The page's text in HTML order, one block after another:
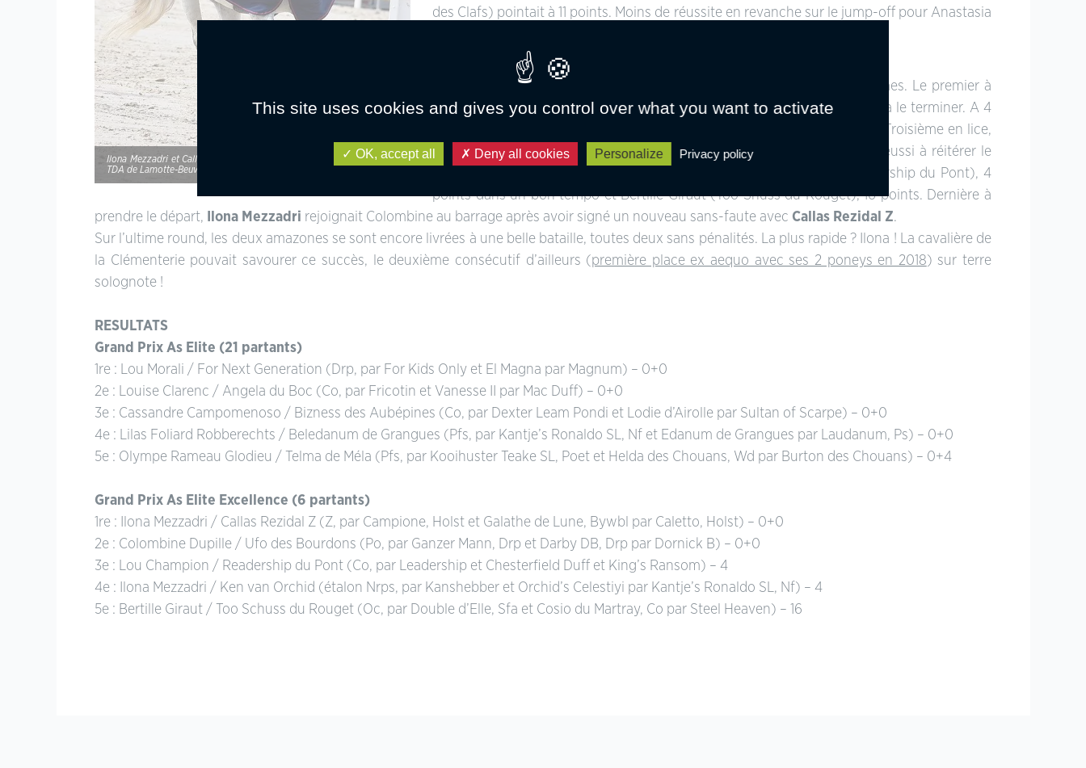
Ilona Mezzadri et Callas Rezidal Z s’offrent un deuxième succès sur la
TDA de Lamotte-Beuvron ! – ph. Poney As
des Clafs) pointait à 11 points. Moins de réussite en revanche sur le jump-off pour Anastasia
Le Petit Grand Prix a laissé place à l’As Excellence, disputée par 6 binômes. Le premier à
s’élancer, le jeune Ludo Fournier (Bounty des Cretes), n’est pas parvenu à le terminer. A 4
points, Ilona Mezzadri lui a emboité le pas avec l’étalon Ken van Orchid. Troisième en lice,
Colombine Dupille, déjà sans-faute la veille avec Ufo des Bourdons, a réussi à réitérer le
score parfait donnant le ton à ses poursuivantes Lou Champion (Readership du Pont), 4
points dans un bon tempo et Bertille Giraut (Too Shuss du Rouget), 16 points. Dernière à
prendre le départ,
Ilona Mezzadri rejoignait Colombine au barrage après avoir signé un nouveau sans-faute avec Callas Rezidal Z.
Sur l’ultime round, les deux amazones se sont encore livrées à une belle bataille, toutes deux sans pénalités. La plus rapide ? Ilona ! La cavalière de
la Clémenterie pouvait savourer ce succès, le deuxième consécutif d’ailleurs (première place ex aequo avec ses 2 poneys en 2018) sur terre
solognote !
RESULTATS
Grand Prix As Elite (21 partants)
1re : Lou Morali / For Next Generation (Drp, par For Kids Only et El Magna par Magnum) – 0+0
2e : Louise Clarenc / Angela du Boc (Co, par Fricotin et Vanesse II par Mac Duff) – 0+0
3e : Cassandre Campomenoso / Bizness des Aubépines (Co, par Dexter Leam Pondi et Lodie d’Airolle par Sultan of Scarpe) – 0+0
4e : Lilas Foliard Robberechts / Beledanum de Grangues (Pfs, par Kantje’s Ronaldo SL, Nf et Edanum de Grangues par Laudanum, Ps) – 0+0
5e : Olympe Rameau Glodieu / Telma de Méla (Pfs, par Kooihuster Teake SL, Poet et Helda des Chouans, Wd par Burton des Chouans) – 0+4
Grand Prix As Elite Excellence (6 partants)
1re : Ilona Mezzadri / Callas Rezidal Z (Z, par Campione, Holst et Galathe de Lune, Bywbl par Caletto, Holst) – 0+0
2e : Colombine Dupille / Ufo des Bourdons (Po, par Ganzer Mann, Drp et Darby DB, Drp par Dornick B) – 0+0
3e : Lou Champion / Readership du Pont (Co, par Leadership et Chesterfield Duff et King’s Ransom) – 4
4e : Ilona Mezzadri / Ken van Orchid (étalon Nrps, par Kanshebber et Orchid’s Celestiyi par Kantje’s Ronaldo SL, Nf) – 4
5e : Bertille Giraut / Too Schuss du Rouget (Oc, par Double d’Elle, Sfa et Cosio du Martray, Co par Steel Heaven) – 16
This site uses cookies and gives you control over what you want to activate
OK, accept all Deny all cookies Personalize Privacy policy